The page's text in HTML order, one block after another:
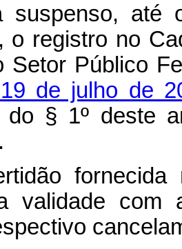
suspenso, até
o registro no
Setor Público
de julho de
do § 1º deste
validade com